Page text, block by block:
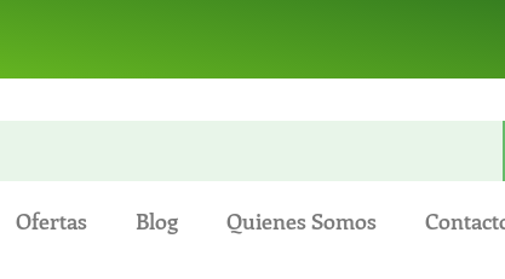
Ofertas Blog Quienes Somos